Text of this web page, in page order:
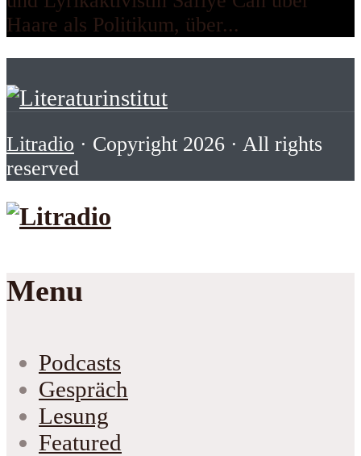
Haare als Politikum, über...
Litradio · Copyright 2026 · All rights
reserved
Menu
Podcasts
Gespräch
Lesung
Featured